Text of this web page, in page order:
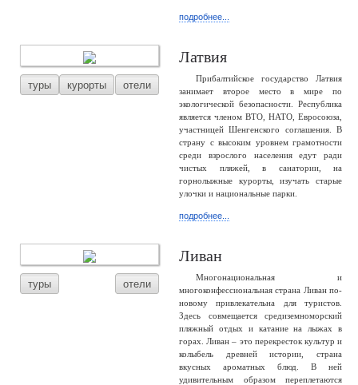
подробнее...
туры курорты отели
Латвия
Прибалтийское государство Латвия
занимает второе место в мире по
экологической безопасности. Республика
является членом ВТО, НАТО, Евросоюза,
участницей Шенгенского соглашения. В
страну с высоким уровнем грамотности
среди взрослого населения едут ради
чистых пляжей, в санатории, на
горнолыжные курорты, изучать старые
улочки и национальные парки.
подробнее...
туры отели
Ливан
Многонациональная и
многоконфессиональная страна Ливан по-
новому привлекательна для туристов.
Здесь совмещается средиземноморский
пляжный отдых и катание на лыжах в
горах. Ливан – это перекресток культур и
колыбель древней истории, страна
вкусных ароматных блюд. В ней
удивительным образом переплетаются